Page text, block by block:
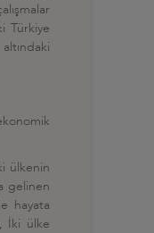
Türkiye
ülkenin
gelinen
hayata
İki ülke